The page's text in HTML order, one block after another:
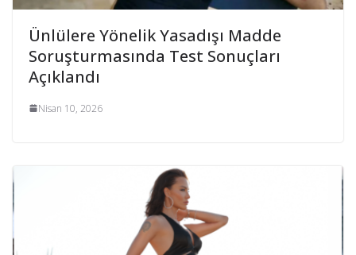
Ünlülere Yönelik Yasadışı Madde
Soruşturmasında Test Sonuçları
Açıklandı
Nisan 10, 2026